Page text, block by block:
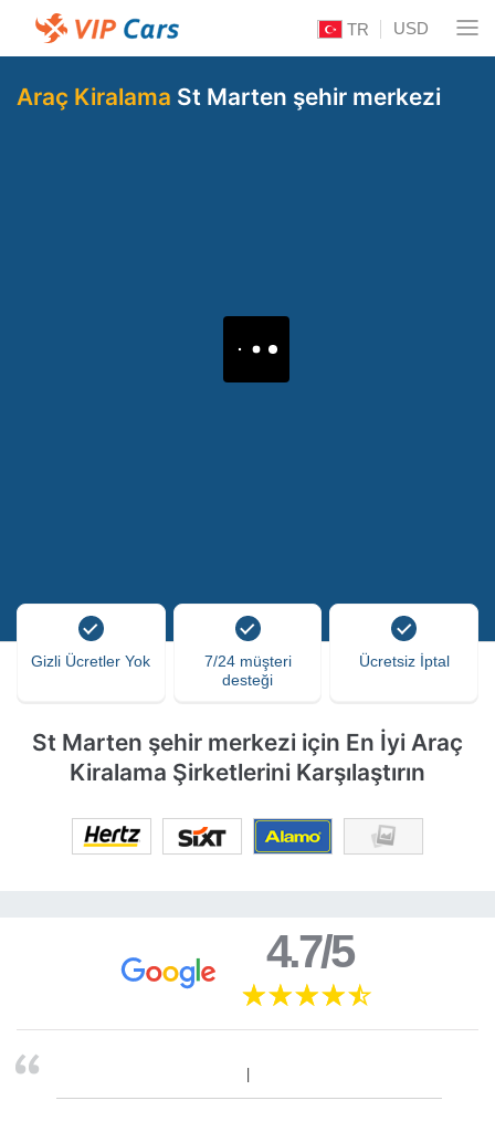
TR USD
Araç Kiralama St Marten şehir merkezi
Gizli Ücretler Yok
7/24 müşteri
desteği
Ücretsiz İptal
St Marten şehir merkezi için En İyi Araç
Kiralama Şirketlerini Karşılaştırın
4.7/5